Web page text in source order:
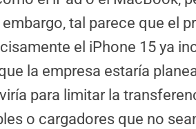
embargo, tal parece que el
el iPhone 15 ya
la empresa estaría
para limitar la
o cargadores que no